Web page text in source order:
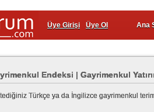
Üye Girişi Üye Ol Ana
Endeksi | Gayrimenkul
Türkçe ya da İngilizce gayrimenkul